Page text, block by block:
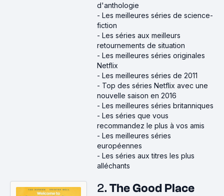
d'anthologie
- Les meilleures séries de science-
fiction
- Les séries aux meilleurs
retournements de situation
- Les meilleures séries originales
Netflix
- Les meilleures séries de 2011
- Top des séries Netflix avec une
nouvelle saison en 2016
- Les meilleures séries britanniques
- Les séries que vous
recommandez le plus à vos amis
- Les meilleures séries
européennes
- Les séries aux titres les plus
alléchants
2. The Good Place